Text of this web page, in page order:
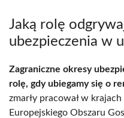
Jaką rolę
ubezpieczenia w
Zagraniczne okresy
rolę, gdy ubiegamy się o
zmarły pracował w
Europejskiego Obszaru